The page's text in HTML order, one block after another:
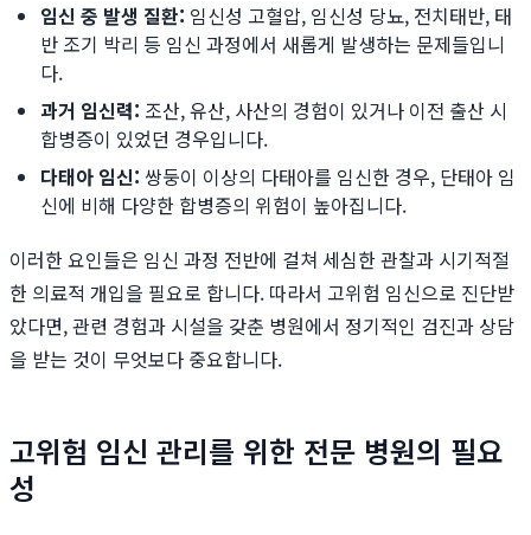
임신 중 발생 질환: 임신성 고혈압, 임신성 당뇨, 전치태반, 태
반 조기 박리 등 임신 과정에서 새롭게 발생하는 문제들입니
다.
과거 임신력: 조산, 유산, 사산의 경험이 있거나 이전 출산 시
합병증이 있었던 경우입니다.
다태아 임신: 쌍둥이 이상의 다태아를 임신한 경우, 단태아 임
신에 비해 다양한 합병증의 위험이 높아집니다.
이러한 요인들은 임신 과정 전반에 걸쳐 세심한 관찰과 시기적절
한 의료적 개입을 필요로 합니다. 따라서 고위험 임신으로 진단받
았다면, 관련 경험과 시설을 갖춘 병원에서 정기적인 검진과 상담
을 받는 것이 무엇보다 중요합니다.
고위험 임신 관리를 위한 전문 병원의 필요
성